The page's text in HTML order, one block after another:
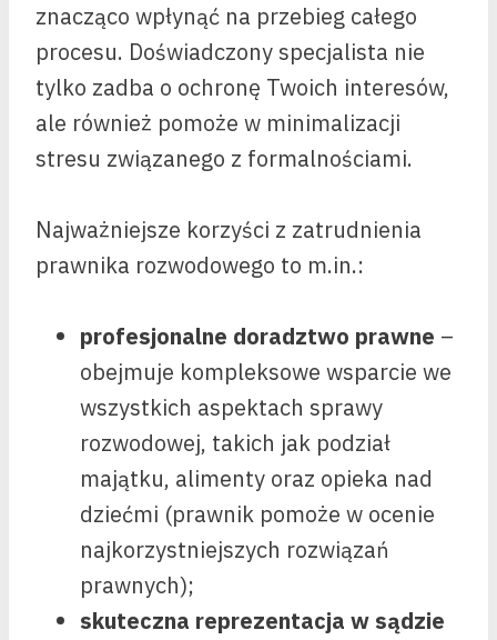
znacząco wpłynąć na przebieg całego
procesu. Doświadczony specjalista nie
tylko zadba o ochronę Twoich interesów,
ale również pomoże w minimalizacji
stresu związanego z formalnościami.
Najważniejsze korzyści z zatrudnienia
prawnika rozwodowego to m.in.:
profesjonalne doradztwo prawne –
obejmuje kompleksowe wsparcie we
wszystkich aspektach sprawy
rozwodowej, takich jak podział
majątku, alimenty oraz opieka nad
dziećmi (prawnik pomoże w ocenie
najkorzystniejszych rozwiązań
prawnych);
skuteczna reprezentacja w sądzie